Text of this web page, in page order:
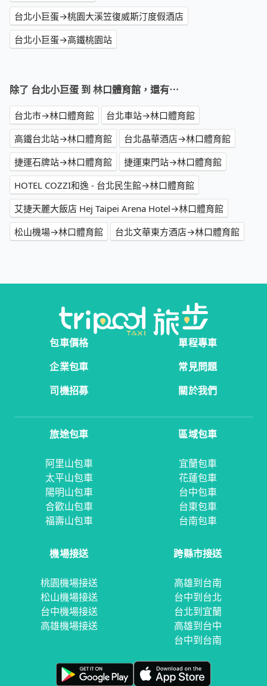
台北小巨蛋→桃園大溪笠復威斯汀度假酒店
台北小巨蛋→高鐵桃園站
除了 台北小巨蛋 到 林口體育館，還有⋯
台北市→林口體育館
台北車站→林口體育館
高鐵台北站→林口體育館
台北晶華酒店→林口體育館
捷運石牌站→林口體育館
捷運東門站→林口體育館
HOTEL COZZI和逸 - 台北民生館→林口體育館
艾捷天麗大飯店 Hej Taipei Arena Hotel→林口體育館
松山機場→林口體育館
台北文華東方酒店→林口體育館
包車價格
單程專車
企業包車
常見問題
司機招募
關於我們
旅途包車
阿里山包車
太平山包車
陽明山包車
合歡山包車
福壽山包車
區域包車
宜蘭包車
花蓮包車
台中包車
台東包車
台南包車
機場接送
桃園機場接送
松山機場接送
台中機場接送
高雄機場接送
跨縣市接送
高雄到台南
台中到台北
台北到宜蘭
高雄到台中
台中到台南